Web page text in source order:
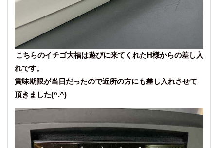
こちらのイチゴ大福は遊びに来てくれたH様からの差し入
れです。
賞味期限が当日だったので近所の方にも差し入れさせて
頂きました(^.^)